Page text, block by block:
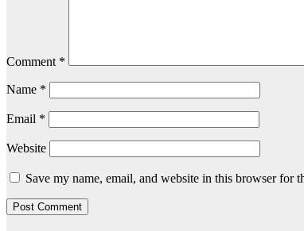
Comment *
Name *
Email *
Website
Save my name, email, and website in this browser for